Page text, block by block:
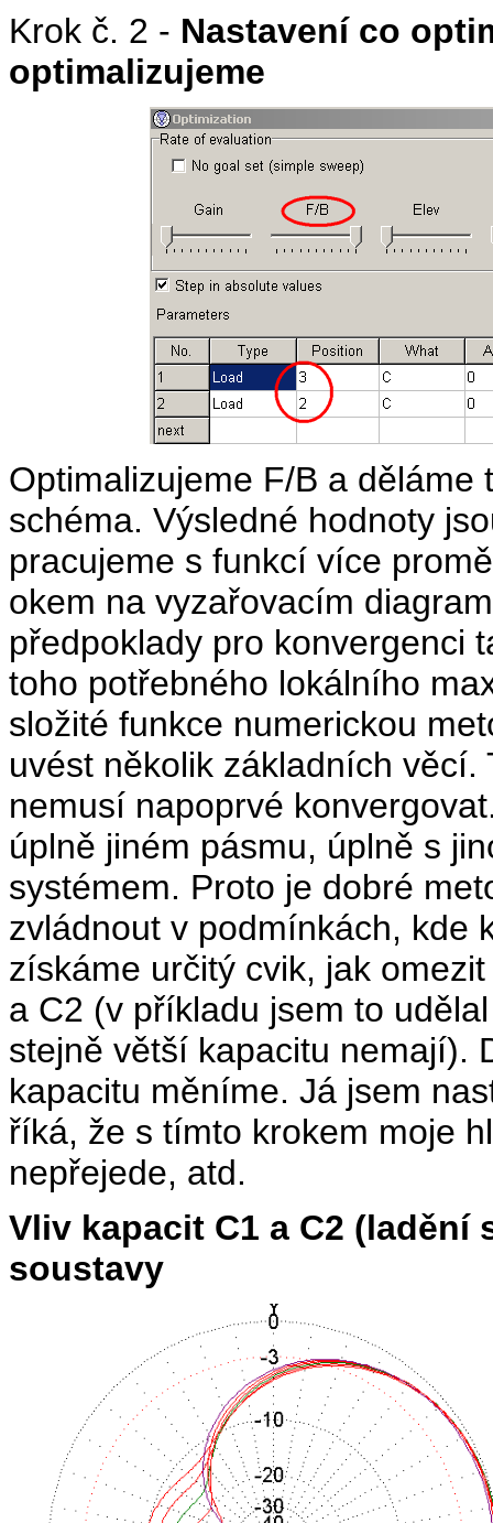
Krok č. 2 - Nastavení co
optimalizujeme
Optimalizujeme F/B a
schéma. Výsledné hodnoty
pracujeme s funkcí více
okem na vyzařovacím
předpoklady pro konvergenci
toho potřebného lokálního
složité funkce numerickou
uvést několik základních
nemusí napoprvé
úplně jiném pásmu, úplně s
systémem. Proto je dobré
zvládnout v podmínkách, kde
získáme určitý cvik, jak
a C2 (v příkladu jsem to
stejně větší kapacitu nemají).
kapacitu měníme. Já jsem
říká, že s tímto krokem moje
nepřejede, atd.
Vliv kapacit C1 a C2
soustavy